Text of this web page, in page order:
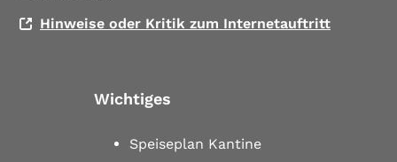
Hinweise oder Kritik zum Internetauftritt
Wichtiges
Speiseplan Kantine